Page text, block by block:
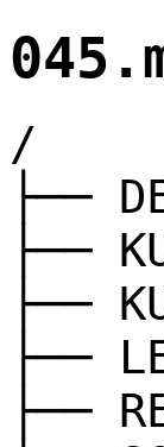
/
├──
├──
├──
├──
├──